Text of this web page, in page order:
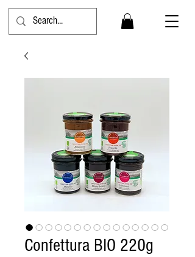
Confettura BIO 220g